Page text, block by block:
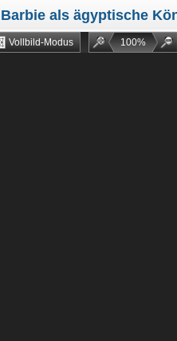
Barbie als ägyptische
Vollbild-Modus 100%